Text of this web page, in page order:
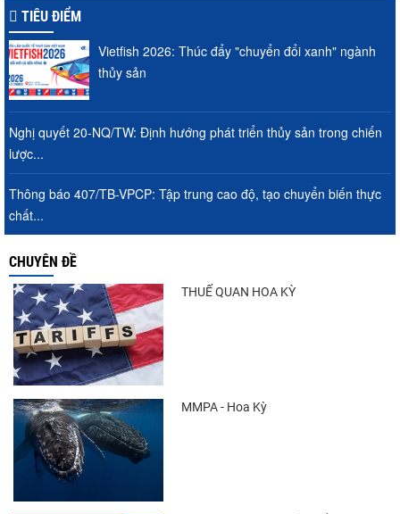
Xuất khẩu cá ngừ Việt Nam sang Canada
Trung Quốc tăng mạnh nhập khẩu mực,
Vietfish 2026 – Nơi hội tụ đổi mới, kết nối
TIÊU ĐIỂM
Vietfish 2026: Thúc đẩy "chuyển đổi xanh" ngành
thủy sản
Nghị quyết 20-NQ/TW: Định hướng phát triển thủy sản trong chiến
lược...
Thông báo 407/TB-VPCP: Tập trung cao độ, tạo chuyển biến thực
chất...
CHUYÊN ĐỀ
THUẾ QUAN HOA KỲ
MMPA - Hoa Kỳ